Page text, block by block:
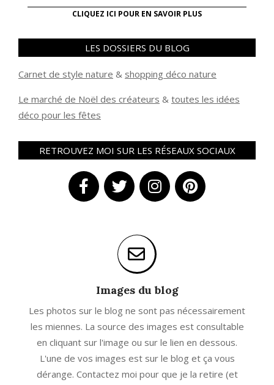
CLIQUEZ ICI POUR EN SAVOIR PLUS
LES DOSSIERS DU BLOG
Carnet de style nature & shopping déco nature
Le marché de Noël des créateurs & toutes les idées
déco pour les fêtes
RETROUVEZ MOI SUR LES RÉSEAUX SOCIAUX
Images du blog
Les photos sur le blog ne sont pas nécessairement
les miennes. La source des images est consultable
en cliquant sur l'image ou sur le lien en dessous.
L'une de vos images est sur le blog et ça vous
dérange. Contactez moi pour que je la retire (et